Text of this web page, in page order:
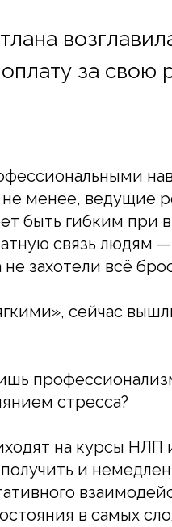
за свою
менее, ведущие
быть гибким при
связь людям
захотели всё
сейчас
стресса?
на курсы НЛП
и
в самых